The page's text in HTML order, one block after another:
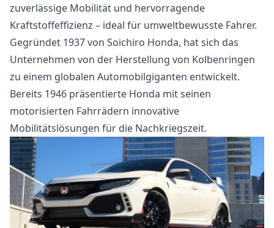
zuverlässige Mobilität und hervorragende
Kraftstoffeffizienz – ideal für umweltbewusste Fahrer.
Gegründet 1937 von Soichiro Honda, hat sich das
Unternehmen von der Herstellung von Kolbenringen
zu einem globalen Automobilgiganten entwickelt.
Bereits 1946 präsentierte Honda mit seinen
motorisierten Fahrrädern innovative
Mobilitätslösungen für die Nachkriegszeit.